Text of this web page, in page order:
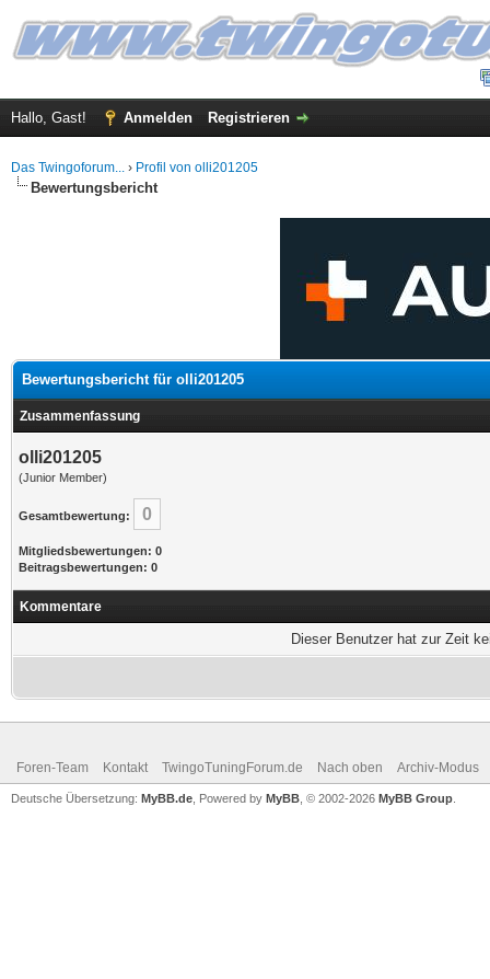
Hallo, Gast! Anmelden Registrieren
Das Twingoforum... › Profil von olli201205
Bewertungsbericht
Bewertungsbericht für olli201205
Zusammenfassung
olli201205
(Junior Member)
Gesamtbewertung: 0
Mitgliedsbewertungen: 0
Beitragsbewertungen: 0
Kommentare
Dieser Benutzer hat zur Zeit
Foren-Team Kontakt TwingoTuningForum.de Nach oben Archiv-Modus
Deutsche Übersetzung: MyBB.de , Powered by MyBB , © 2002-2026 MyBB Group